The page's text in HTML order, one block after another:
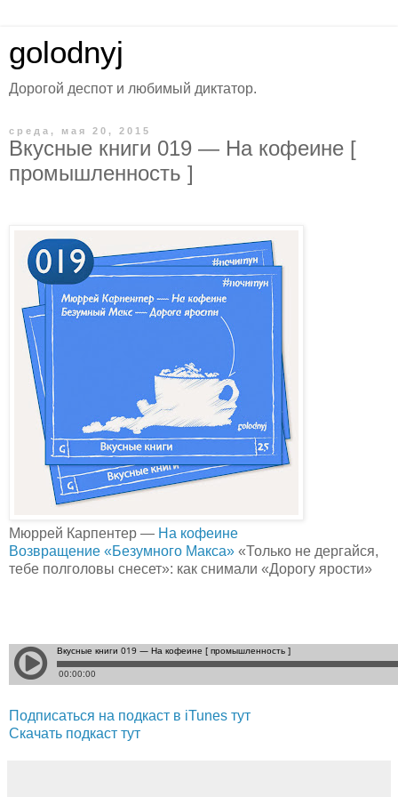
golodnyj
Дорогой деспот и любимый диктатор.
среда, мая 20, 2015
Вкусные книги 019 — На кофеине [
промышленность ]
Мюррей Карпентер — На кофеине
Возвращение «Безумного Макса» «Только не дергайся,
тебе полголовы снесет»: как снимали «Дорогу ярости»
Подписаться на подкаст в iTunes тут
Скачать подкаст тут